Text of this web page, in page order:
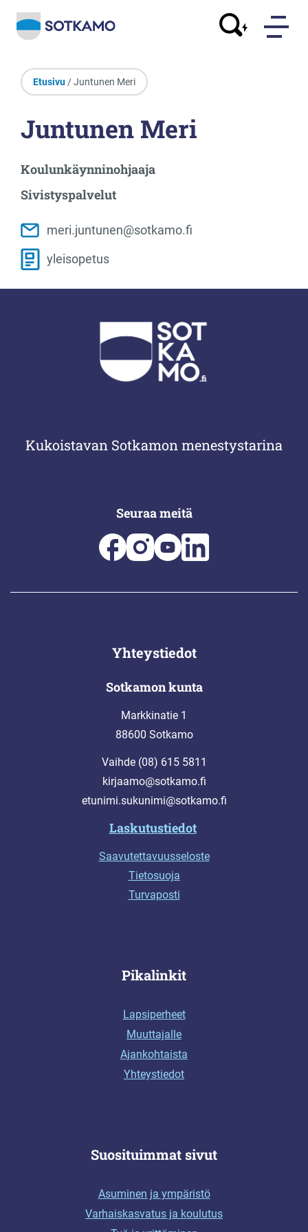
Etusivu / Juntunen Meri
Juntunen Meri
Koulunkäynninohjaaja
Sivistyspalvelut
meri.juntunen@sotkamo.fi
yleisopetus
Kukoistavan Sotkamon menestystarina
Seuraa meitä
Yhteystiedot
Sotkamon kunta
Markkinatie 1
88600 Sotkamo
Vaihde (08) 615 5811
kirjaamo@sotkamo.fi
etunimi.sukunimi@sotkamo.fi
Laskutustiedot
Saavutettavuusseloste
Tietosuoja
Turvaposti
Pikalinkit
Lapsiperheet
Muuttajalle
Ajankohtaista
Yhteystiedot
Suosituimmat sivut
Asuminen ja ympäristö
Varhaiskasvatus ja koulutus